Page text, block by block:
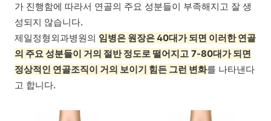
가 진행함에 따라서 연골의 주요 성분들이 부족해지고 잘 생
성되지 않습니다.
제일정형외과병원의 임병은 원장은 40대가 되면 이러한 연골
의 주요 성분들이 거의 절반 정도로 떨어지고 7-80대가 되면
정상적인 연골조직이 거의 보이기 힘든 그런 변화를 나타낸다
고 합니다.